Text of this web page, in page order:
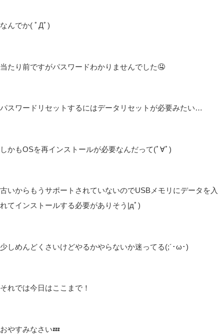
なんでか( ﾟДﾟ)
当たり前ですがパスワードわかりませんでした🤤
パスワードリセットするにはデータリセットが必要みたい…
しかもOSを再インストールが必要なんだって(ﾟ∀ﾟ)
古いからもうサポートされていないのでUSBメモリにデータを入
れてインストールする必要がありそう|дﾟ)
少しめんどくさいけどやるかやらないか迷ってる(;´･ω･)
それでは今日はここまで！
おやすみなさい💤